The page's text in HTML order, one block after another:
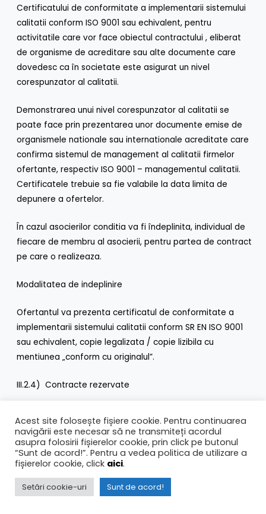
Certificatului de conformitate a implementarii sistemului
calitatii conform ISO 9001 sau echivalent, pentru
activitatile care vor face obiectul contractului , eliberat
de organisme de acreditare sau alte documente care
dovedesc ca în societate este asigurat un nivel
corespunzator al calitatii.
Demonstrarea unui nivel corespunzator al calitatii se
poate face prin prezentarea unor documente emise de
organismele nationale sau internationale acreditate care
confirma sistemul de management al calitatii firmelor
ofertante, respectiv ISO 9001 – managementul calitatii.
Certificatele trebuie sa fie valabile la data limita de
depunere a ofertelor.
În cazul asocierilor conditia va fi îndeplinita, individual de
fiecare de membru al asocierii, pentru partea de contract
pe care o realizeaza.
Modalitatea de indeplinire
Ofertantul va prezenta certificatul de conformitate a
implementarii sistemului calitatii conform SR EN ISO 9001
sau echivalent, copie legalizata / copie lizibila cu
mentiunea „conform cu originalul”.
III.2.4) Contracte rezervate
III.3) CONDITII SPECIFICE PENTRU CONTRACTELE DE
SERVICII
III.3.1) Prestarea serviciilor in cauza este rezervata unei
anumite profesii
Acest site folosește fișiere cookie. Pentru continuarea
navigării este necesar să ne transmiteți acordul
asupra folosirii fișierelor cookie, prin click pe butonul
“Sunt de acord!”. Pentru a vedea politica de utilizare a
fișierelor cookie, click aici.
Setări cookie-uri Sunt de acord!